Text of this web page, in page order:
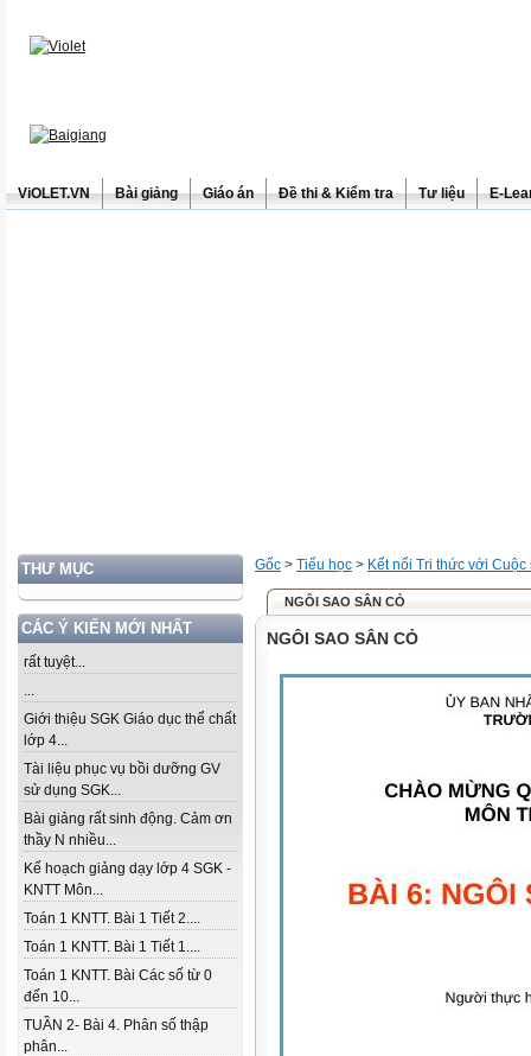
ViOLET.VN Bài giảng Giáo án Đề thi & Kiểm tra Tư liệu E-
THƯ MỤC
CÁC Ý KIẾN MỚI NHẤT
rất tuyệt...
...
Giới thiệu SGK Giáo dục thể chất
lớp 4...
Tài liệu phục vụ bồi dưỡng GV
sử dụng SGK...
Bài giảng rất sinh động. Cảm ơn
thầy N nhiều...
Kế hoạch giảng dạy lớp 4 SGK -
KNTT Môn...
Toán 1 KNTT. Bài 1 Tiết 2....
Toán 1 KNTT. Bài 1 Tiết 1....
Toán 1 KNTT. Bài Các số từ 0
đến 10...
TUẦN 2- Bài 4. Phân số thập
phân...
Gốc > Tiểu học > Kết nối Tri thức với Cuộc
NGÔI SAO SÂN CỎ
NGÔI SAO SÂN CỎ